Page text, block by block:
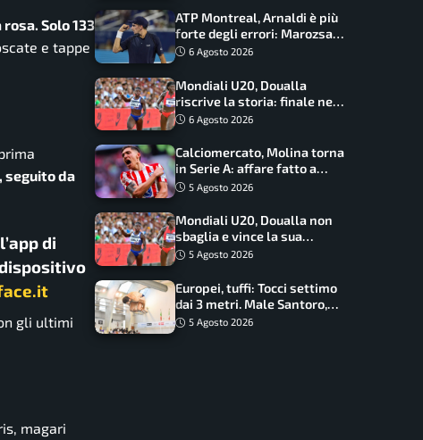
Solo 133
e tappe
seguito da
di
gli ultimi
magari
ATP Montreal, Arnaldi è più
forte degli errori: Marozsan
piegato dopo oltre due ore
6 Agosto 2026
Mondiali U20, Doualla
riscrive la storia: finale nei
100 metri dopo trent’anni
6 Agosto 2026
Calciomercato, Molina torna
in Serie A: affare fatto a
cifre sorprendenti
5 Agosto 2026
Mondiali U20, Doualla non
sbaglia e vince la sua
batteria sui 100 metri:
5 Agosto 2026
Europei, tuffi: Tocci settimo
dai 3 metri. Male Santoro,
Wesemann si prende l’oro
5 Agosto 2026